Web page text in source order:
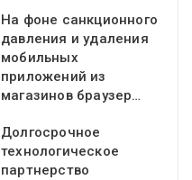
На фоне санкционного
давления и удаления
мобильных
приложений из
магазинов браузер…
Долгосрочное
технологическое
партнерство